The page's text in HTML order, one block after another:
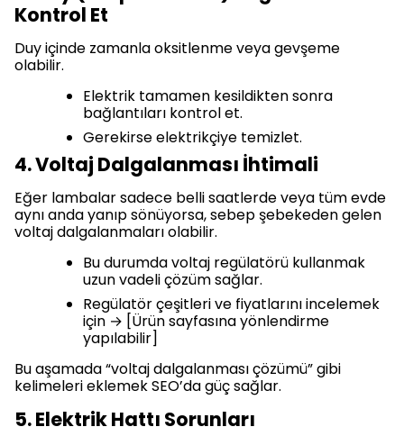
Kontrol Et
Duy içinde zamanla oksitlenme veya gevşeme
olabilir.
Elektrik tamamen kesildikten sonra
bağlantıları kontrol et.
Gerekirse elektrikçiye temizlet.
4. Voltaj Dalgalanması İhtimali
Eğer lambalar sadece belli saatlerde veya tüm evde
aynı anda yanıp sönüyorsa, sebep şebekeden gelen
voltaj dalgalanmaları olabilir.
Bu durumda voltaj regülatörü kullanmak
uzun vadeli çözüm sağlar.
Regülatör çeşitleri ve fiyatlarını incelemek
için → [Ürün sayfasına yönlendirme
yapılabilir]
Bu aşamada “voltaj dalgalanması çözümü” gibi
kelimeleri eklemek SEO’da güç sağlar.
5. Elektrik Hattı Sorunları